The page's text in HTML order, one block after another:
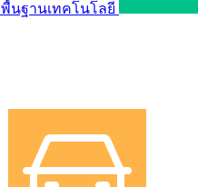
พื้นฐานเทคโนโลยี